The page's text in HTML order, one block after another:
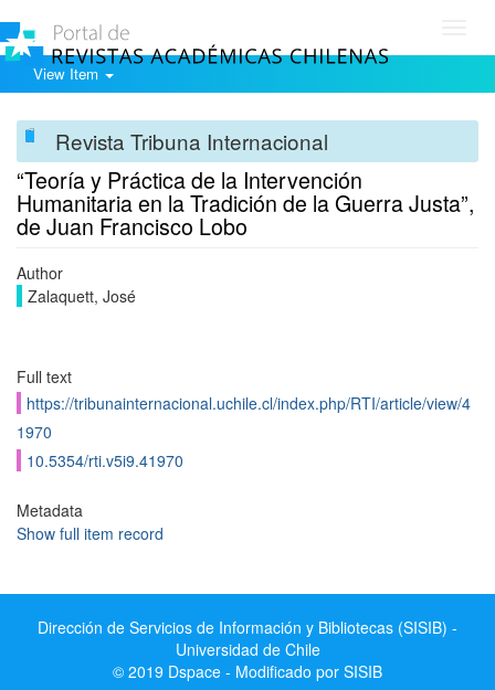
View Item
Revista Tribuna Internacional
“Teoría y Práctica de la Intervención
Humanitaria en la Tradición de la Guerra Justa”,
de Juan Francisco Lobo
Author
Zalaquett, José
Full text
https://tribunainternacional.uchile.cl/index.php/RTI/article/view/4
1970
10.5354/rti.v5i9.41970
Metadata
Show full item record
Dirección de Servicios de Información y Bibliotecas (SISIB) -
Universidad de Chile
© 2019 Dspace - Modificado por SISIB